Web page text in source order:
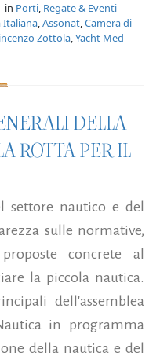
| in Porti, Regate & Eventi |
Italiana,Assonat,Camera di
Zottola,Yacht Med
DELLA
ROTTA PER IL
settore nautico e del
sulle normative,
concrete al
la piccola nautica.
dell'assemblea
in programma
della nautica e del